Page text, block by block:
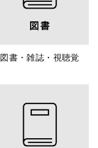
図書・雑誌・視聴覚